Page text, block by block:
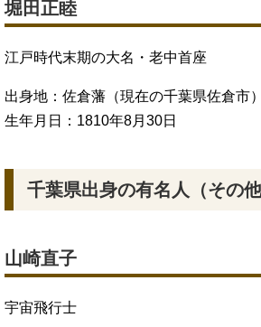
堀田正睦
江戸時代末期の大名・老中首座
出身地：佐倉藩（現在の千葉県佐倉市）
生年月日：1810年8月30日
千葉県出身の有名人（その他
山崎直子
宇宙飛行士